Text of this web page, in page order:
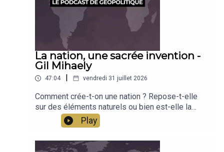
La nation, une sacrée invention -
Gil Mihaely
47:04 vendredi 31 juillet 2026
Comment crée-t-on une nation ? Repose-t-elle
sur des éléments naturels ou bien est-elle la
conséquence d'une invention et d'une
construction au fil de l'histoire ? L'historien Gil
Mihaely revient sur les débats autour de la nation.
Émission présentée par Jean-Baptiste Noé
Play